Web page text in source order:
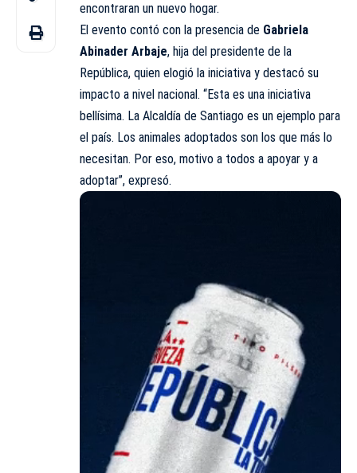
encontraran un nuevo hogar.
El evento contó con la presencia de Gabriela
Abinader Arbaje, hija del presidente de la
República, quien elogió la iniciativa y destacó su
impacto a nivel nacional. “Esta es una iniciativa
bellísima. La Alcaldía de Santiago es un ejemplo para
el país. Los animales adoptados son los que más lo
necesitan. Por eso, motivo a todos a apoyar y a
adoptar”, expresó.